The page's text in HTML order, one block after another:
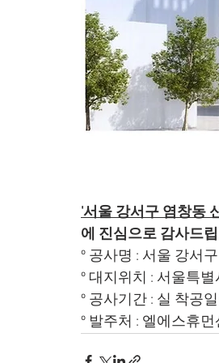
'서울 강서구 염창동
에 진심으로 감사드
º 공사명 : 서울 강서
º 대지위치 : 서울특
º 공사기간 : 실 착공
º 발주처 : 엘에스휴